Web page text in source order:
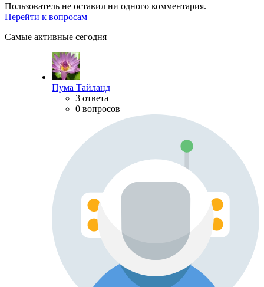
Пользователь не оставил ни одного комментария.
Перейти к вопросам
Самые активные сегодня
Пума Тайланд
3 ответа
0 вопросов